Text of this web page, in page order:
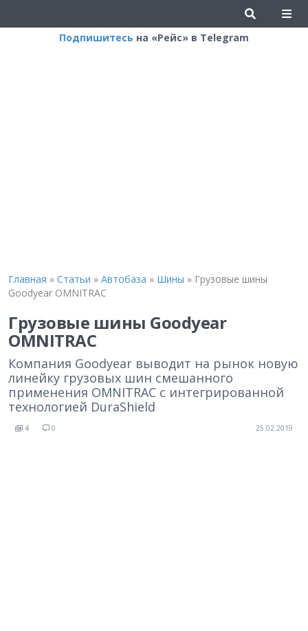
Подпишитесь на «Рейс» в Telegram
Главная » Статьи » Автобаза » Шины » Грузовые шины
Goodyear OMNITRAC
Грузовые шины Goodyear
OMNITRAC
Компания Goodyear выводит на рынок новую
линейку грузовых шин смешанного
применения OMNITRAC с интегрированной
технологией DuraShield
4 0 25.02.2019